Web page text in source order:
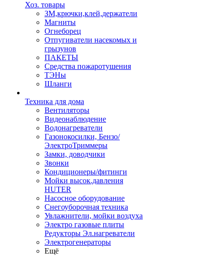
Хоз. товары
ЗМ,крючки,клей,держатели
Магниты
Огнеборец
Отпугиватели насекомых и
грызунов
ПАКЕТЫ
Средства пожаротушения
ТЭНы
Шланги
Техника для дома
Вентиляторы
Видеонаблюдение
Водонагреватели
Газонокосилки, Бензо/
ЭлектроТриммеры
Замки, доводчики
Звонки
Кондиционеры/фитинги
Мойки высок.давления
HUTER
Насосное оборудование
Снегоуборочная техника
Увлажнители, мойки воздуха
Электро газовые плиты
Редукторы Эл.нагреватели
Электрогенераторы
Ещё